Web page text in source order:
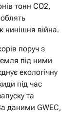
тонн CO2,
нинішня війна.
поруч з
під ними
екологічну
під час
та
даними GWEC,